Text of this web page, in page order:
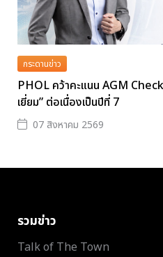
กระดานข่าว
PHOL คว้าคะแนน AGM
เยี่ยม” ต่อเนื่องเป็นปีที่ 7
07 สิงหาคม 2569
รวมข่าว
Talk of The Town